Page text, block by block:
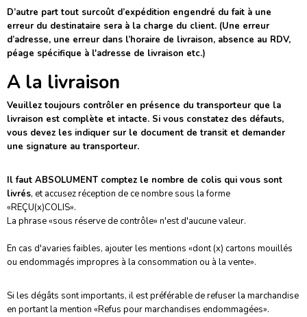
D’autre part tout surcoût d’expédition engendré du fait à une
erreur du destinataire sera à la charge du client. (Une erreur
d’adresse, une erreur dans l’horaire de livraison, absence au RDV,
péage spécifique à l'adresse de livraison etc.)
A la livraison
Veuillez toujours contrôler en présence du transporteur que la
livraison est complète et intacte. Si vous constatez des défauts,
vous devez les indiquer sur le document de transit et demander
une signature au transporteur.
Il faut ABSOLUMENT comptez le nombre de colis qui vous sont
livrés, et accusez réception de ce nombre sous la forme
«REÇU(x)COLIS».
La phrase «sous réserve de contrôle» n'est d'aucune valeur.
En cas d'avaries faibles, ajouter les mentions «dont (x) cartons mouillés
ou endommagés impropres à la consommation ou à la vente».
Si les dégâts sont importants, il est préférable de refuser la marchandise
en portant la mention «Refus pour marchandises endommagées».